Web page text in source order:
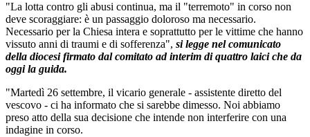
"La lotta contro gli abusi continua, ma il "terremoto" in corso non
deve scoraggiare: è un passaggio doloroso ma necessario.
Necessario per la Chiesa intera e soprattutto per le vittime che hanno
vissuto anni di traumi e di sofferenza", si legge nel comunicato
della diocesi firmato dal comitato ad interim di quattro laici che da
oggi la guida.
"Martedì 26 settembre, il vicario generale - assistente diretto del
vescovo - ci ha informato che si sarebbe dimesso. Noi abbiamo
preso atto della sua decisione che intende non interferire con una
indagine in corso.